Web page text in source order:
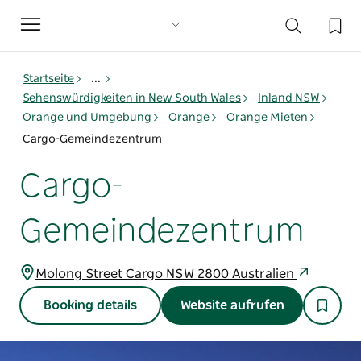
Toggle
navigation
Startseite
...
Sehenswürdigkeiten in New South Wales
Inland NSW
Orange und Umgebung
Orange
Orange Mieten
Cargo-Gemeindezentrum
Cargo-
Gemeindezentrum
Molong Street Cargo NSW 2800 Australien
Booking details Website aufrufen